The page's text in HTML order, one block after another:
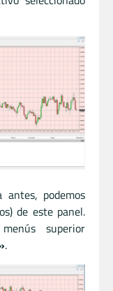
podemos
de este panel.
superior
.